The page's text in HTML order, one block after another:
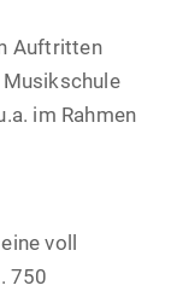
Auftritten
im Rahmen
voll
750